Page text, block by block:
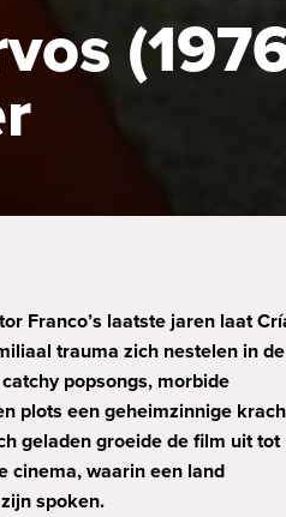
Franco’s laatste jaren laat
trauma zich nestelen in de
popsongs, morbide
plots een geheimzinnige
geladen groeide de film uit tot
cinema, waarin een land
spoken.